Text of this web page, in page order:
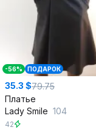
-56% ПОДАРОК
35.3 $79.75
Платье
Lady Smile 104
42